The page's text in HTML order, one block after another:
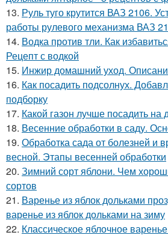
13. Руль туго крутится ВАЗ 2106.
работы рулевого механизма ВАЗ
14. Водка против тли. Как
Рецепт с водкой
15. Инжир домашний уход.
16. Как посадить подсолнух.
подборку
17. Какой газон лучше посадить на
18. Весенние обработки в саду.
19. Обработка сада от болезней и
весной. Этапы весенней обработки
20. Зимний сорт яблони. Чем
сортов
21. Варенье из яблок дольками
варенье из яблок дольками на зиму
22. Классическое яблочное